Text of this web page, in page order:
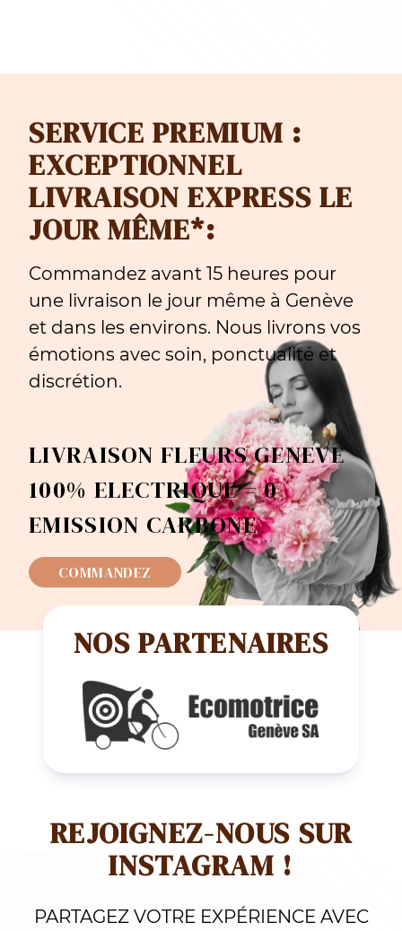
SERVICE PREMIUM :
EXCEPTIONNEL
LIVRAISON EXPRESS LE
JOUR MÊME*:
Commandez avant 15 heures pour
une livraison le jour même à Genève
et dans les environs. Nous livrons vos
émotions avec soin, ponctualité et
discrétion.
LIVRAISON FLEURS GENEVE
100% ELECTRIQUE = 0
EMISSION CARBONE
COMMANDEZ
NOS PARTENAIRES
REJOIGNEZ-NOUS SUR
INSTAGRAM !
PARTAGEZ VOTRE EXPÉRIENCE AVEC